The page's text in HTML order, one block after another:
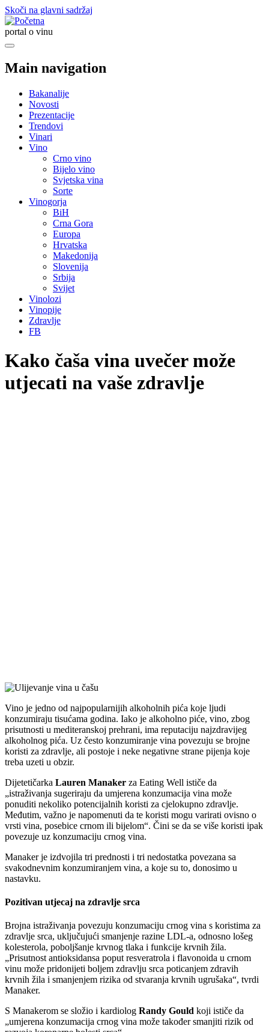
Skoči na glavni sadržaj
portal o vinu
Main navigation
Bakanalije
Novosti
Prezentacije
Trendovi
Vinari
Vino
Crno vino
Bijelo vino
Svjetska vina
Sorte
Vinogorja
BiH
Crna Gora
Europa
Hrvatska
Makedonija
Slovenija
Srbija
Svijet
Vinolozi
Vinopije
Zdravlje
FB
Kako čaša vina uvečer može
utjecati na vaše zdravlje
Vino je jedno od najpopularnijih alkoholnih pića koje ljudi
konzumiraju tisućama godina. Iako je alkoholno piće, vino, zbog
prisutnosti u mediteranskoj prehrani, ima reputaciju najzdravijeg
alkoholnog pića. Uz često konzumiranje vina povezuju se brojne
koristi za zdravlje, ali postoje i neke negativne strane pijenja koje
treba uzeti u obzir.
Dijetetičarka Lauren Manaker za Eating Well ističe da
istraživanja sugeriraju da umjerena konzumacija vina može
ponuditi nekoliko potencijalnih koristi za cjelokupno zdravlje.
Međutim, važno je napomenuti da te koristi mogu varirati ovisno o
vrsti vina, posebice crnom ili bijelom . Čini se da se više koristi ipak
povezuje uz konzumaciju crnog vina.
Manaker je izdvojila tri prednosti i tri nedostatka povezana sa
svakodnevnim konzumiranjem vina, a koje su to, donosimo u
nastavku.
Pozitivan utjecaj na zdravlje srca
Brojna istraživanja povezuju konzumaciju crnog vina s koristima za
zdravlje srca, uključujući smanjenje razine LDL-a, odnosno lošeg
kolesterola, poboljšanje krvnog tlaka i funkcije krvnih žila.
Prisutnost antioksidansa poput resveratrola i flavonoida u crnom
vinu može pridonijeti boljem zdravlju srca poticanjem zdravih
krvnih žila i smanjenjem rizika od stvaranja krvnih ugrušaka , tvrdi
Manaker.
S Manakerom se složio i kardiolog Randy Gould koji ističe da
umjerena konzumacija crnog vina može također smanjiti rizik od